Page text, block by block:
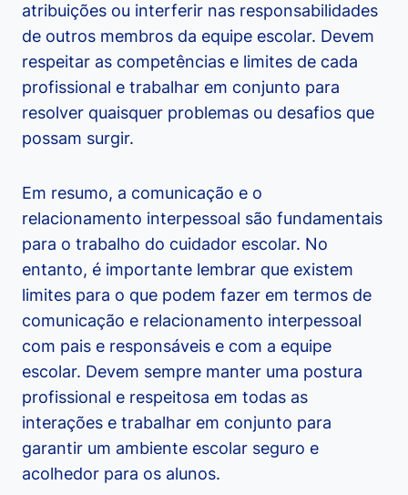
atribuições ou interferir nas responsabilidades
de outros membros da equipe escolar. Devem
respeitar as competências e limites de cada
profissional e trabalhar em conjunto para
resolver quaisquer problemas ou desafios que
possam surgir.
Em resumo, a comunicação e o
relacionamento interpessoal são fundamentais
para o trabalho do cuidador escolar. No
entanto, é importante lembrar que existem
limites para o que podem fazer em termos de
comunicação e relacionamento interpessoal
com pais e responsáveis e com a equipe
escolar. Devem sempre manter uma postura
profissional e respeitosa em todas as
interações e trabalhar em conjunto para
garantir um ambiente escolar seguro e
acolhedor para os alunos.